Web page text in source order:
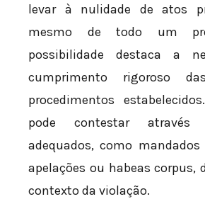
levar à nulidade de atos
mesmo de todo um
possibilidade destaca a
cumprimento rigoroso
procedimentos
pode contestar através
adequados, como mandados
apelações ou habeas corpus,
contexto da violação.